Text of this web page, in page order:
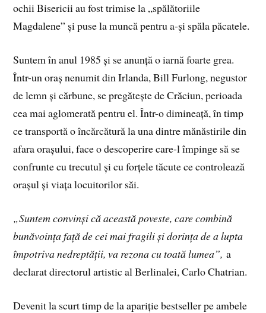
ochii Bisericii au fost trimise la „spălătoriile
Magdalene” şi puse la muncă pentru a-şi spăla păcatele.
Suntem în anul 1985 și se anunță o iarnă foarte grea.
Într-un oraș nenumit din Irlanda, Bill Furlong, negustor
de lemn și cărbune, se pregătește de Crăciun, perioada
cea mai aglomerată pentru el. Într-o dimineață, în timp
ce transportă o încărcătură la una dintre mănăstirile din
afara orașului, face o descoperire care-l împinge să se
confrunte cu trecutul și cu forțele tăcute ce controlează
orașul și viața locuitorilor săi.
„Suntem convinşi că această poveste, care combină
bunăvoinţa faţă de cei mai fragili şi dorinţa de a lupta
împotriva nedreptăţii, va rezona cu toată lumea”, a
declarat directorul artistic al Berlinalei, Carlo Chatrian.
Devenit la scurt timp de la apariție bestseller pe ambele